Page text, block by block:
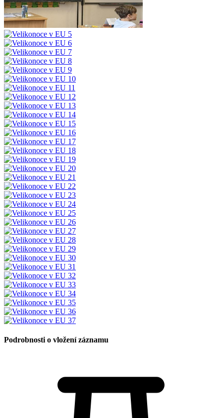
Podrobnosti o vložení záznamu